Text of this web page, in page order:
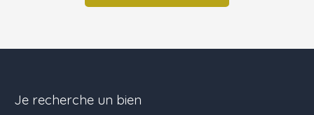
Je recherche un bien